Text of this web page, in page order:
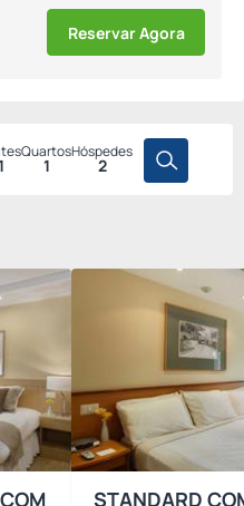
Reservar Agora
Quartos
1
Hóspedes
2
STANDARD